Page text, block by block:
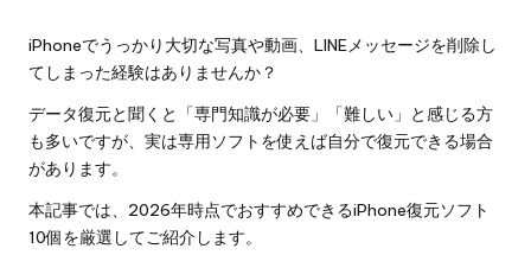
iPhoneでうっかり大切な写真や動画、LINEメッセージを削除し
てしまった経験はありませんか？
データ復元と聞くと「専門知識が必要」「難しい」と感じる方
も多いですが、実は専用ソフトを使えば自分で復元できる場合
があります。
本記事では、2026年時点でおすすめできるiPhone復元ソフト
10個を厳選してご紹介します。